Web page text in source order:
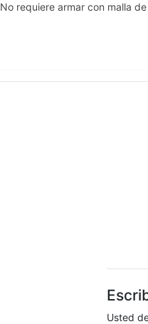
No requiere armar con malla
Usted